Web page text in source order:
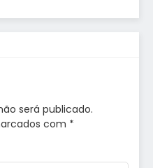
será publicado.
com *